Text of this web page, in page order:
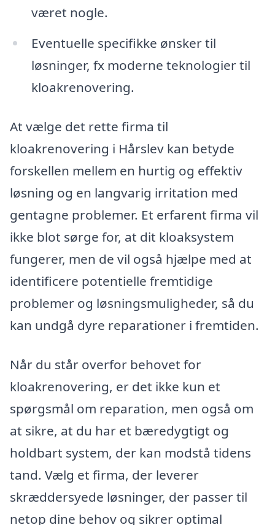
været nogle.
Eventuelle specifikke ønsker til
løsninger, fx moderne teknologier til
kloakrenovering.
At vælge det rette firma til
kloakrenovering i Hårslev kan betyde
forskellen mellem en hurtig og effektiv
løsning og en langvarig irritation med
gentagne problemer. Et erfarent firma vil
ikke blot sørge for, at dit kloaksystem
fungerer, men de vil også hjælpe med at
identificere potentielle fremtidige
problemer og løsningsmuligheder, så du
kan undgå dyre reparationer i fremtiden.
Når du står overfor behovet for
kloakrenovering, er det ikke kun et
spørgsmål om reparation, men også om
at sikre, at du har et bæredygtigt og
holdbart system, der kan modstå tidens
tand. Vælg et firma, der leverer
skræddersyede løsninger, der passer til
netop dine behov og sikrer optimal